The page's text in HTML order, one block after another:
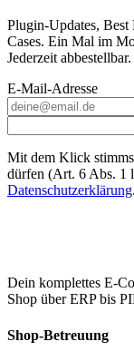
Plugin-Updates, Best
Cases. Ein Mal im
Jederzeit abbestellbar.
E-Mail-Adresse
Mit dem Klick
dürfen (Art. 6 Abs. 1
Datenschutzerklärung.
Dein komplettes E-
Shop über ERP bis
Shop-Betreuung